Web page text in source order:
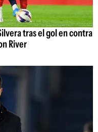
tras el gol en contra
River